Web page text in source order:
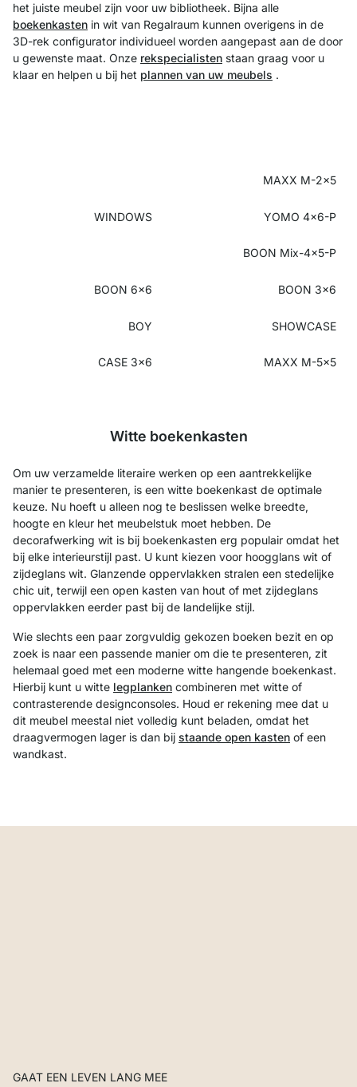
het juiste meubel zijn voor uw bibliotheek. Bijna alle
boekenkasten in wit van Regalraum kunnen overigens in de
3D-rek configurator individueel worden aangepast aan de door
u gewenste maat. Onze rekspecialisten staan graag voor u
klaar en helpen u bij het plannen van uw meubels .
MAXX M-2x5
WINDOWS YOMO 4x6-P
BOON Mix-4x5-P
BOON 6x6 BOON 3x6
BOY SHOWCASE
CASE 3x6 MAXX M-5x5
Witte boekenkasten
Om uw verzamelde literaire werken op een aantrekkelijke
manier te presenteren, is een witte boekenkast de optimale
keuze. Nu hoeft u alleen nog te beslissen welke breedte,
hoogte en kleur het meubelstuk moet hebben. De
decorafwerking wit is bij boekenkasten erg populair omdat het
bij elke interieurstijl past. U kunt kiezen voor hoogglans wit of
zijdeglans wit. Glanzende oppervlakken stralen een stedelijke
chic uit, terwijl een open kasten van hout of met zijdeglans
oppervlakken eerder past bij de landelijke stijl.
Wie slechts een paar zorgvuldig gekozen boeken bezit en op
zoek is naar een passende manier om die te presenteren, zit
helemaal goed met een moderne witte hangende boekenkast.
Hierbij kunt u witte legplanken combineren met witte of
contrasterende designconsoles. Houd er rekening mee dat u
dit meubel meestal niet volledig kunt beladen, omdat het
draagvermogen lager is dan bij staande open kasten of een
wandkast.
GAAT EEN LEVEN LANG MEE